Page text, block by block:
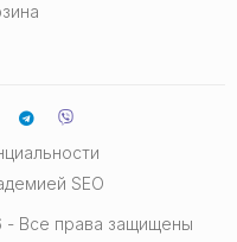
- Все права защищены
SEO